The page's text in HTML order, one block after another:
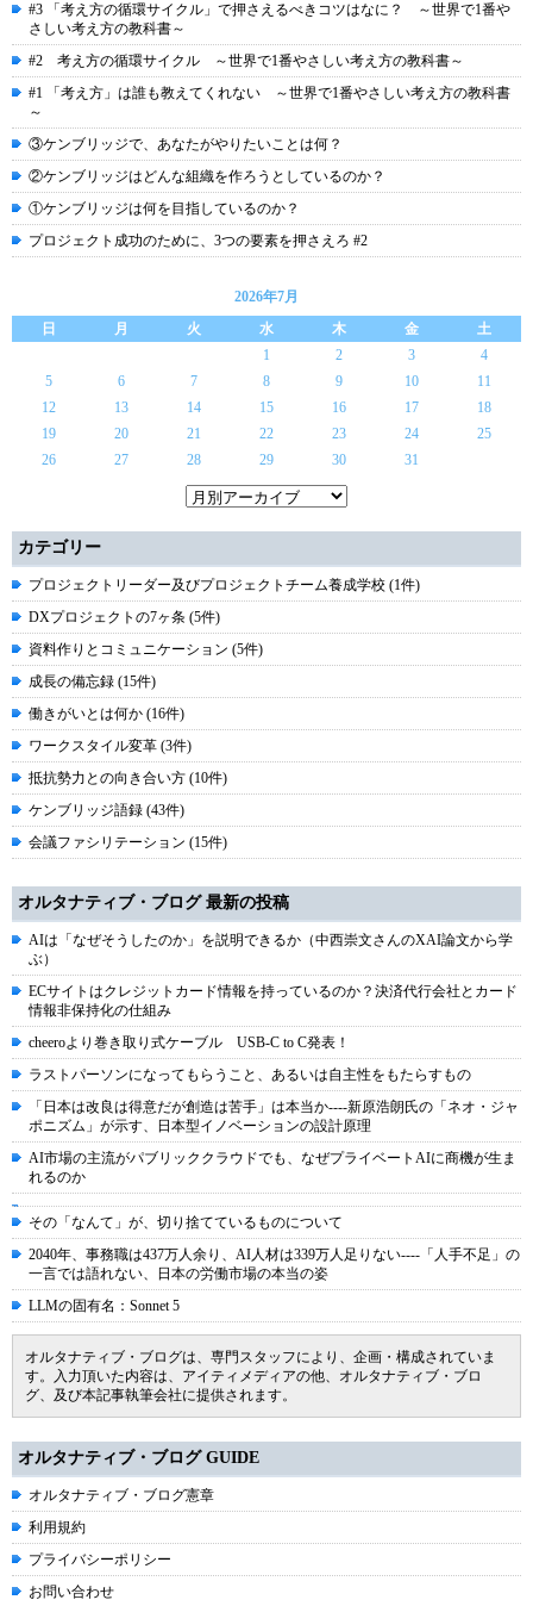
#3 「考え方の循環サイクル」で押さえるべきコツはなに？ ～世界で1番や
さしい考え方の教科書～
#2 考え方の循環サイクル ～世界で1番やさしい考え方の教科書～
#1 「考え方」は誰も教えてくれない ～世界で1番やさしい考え方の教科書
～
③ケンブリッジで、あなたがやりたいことは何？
②ケンブリッジはどんな組織を作ろうとしているのか？
①ケンブリッジは何を目指しているのか？
プロジェクト成功のために、3つの要素を押さえろ #2
2026年7月
日
月 火 水 木 金
土
1
2 3
4
5
6 7 8 9 10
11
12
13 14 15 16 17
18
19
20 21 22 23 24
25
26
27 28 29 30 31
カテゴリー
プロジェクトリーダー及びプロジェクトチーム養成学校 (1件)
DXプロジェクトの7ヶ条 (5件)
資料作りとコミュニケーション (5件)
成長の備忘録 (15件)
働きがいとは何か (16件)
ワークスタイル変革 (3件)
抵抗勢力との向き合い方 (10件)
ケンブリッジ語録 (43件)
会議ファシリテーション (15件)
オルタナティブ・ブログ 最新の投稿
AIは「なぜそうしたのか」を説明できるか（中西崇文さんのXAI論文から学
ぶ）
ECサイトはクレジットカード情報を持っているのか？決済代行会社とカード
情報非保持化の仕組み
cheeroより巻き取り式ケーブル USB-C to C発表！
ラストパーソンになってもらうこと、あるいは自主性をもたらすもの
「日本は改良は得意だが創造は苦手」は本当か----新原浩朗氏の「ネオ・ジャ
ポニズム」が示す、日本型イノベーションの設計原理
AI市場の主流がパブリッククラウドでも、なぜプライベートAIに商機が生ま
れるのか
その「なんて」が、切り捨てているものについて
2040年、事務職は437万人余り、AI人材は339万人足りない----「人手不足」の
一言では語れない、日本の労働市場の本当の姿
LLMの固有名：Sonnet 5
オルタナティブ・ブログは、専門スタッフにより、企画・構成されていま
す。入力頂いた内容は、アイティメディアの他、オルタナティブ・ブロ
グ、及び本記事執筆会社に提供されます。
オルタナティブ・ブログ GUIDE
オルタナティブ・ブログ憲章
利用規約
プライバシーポリシー
お問い合わせ